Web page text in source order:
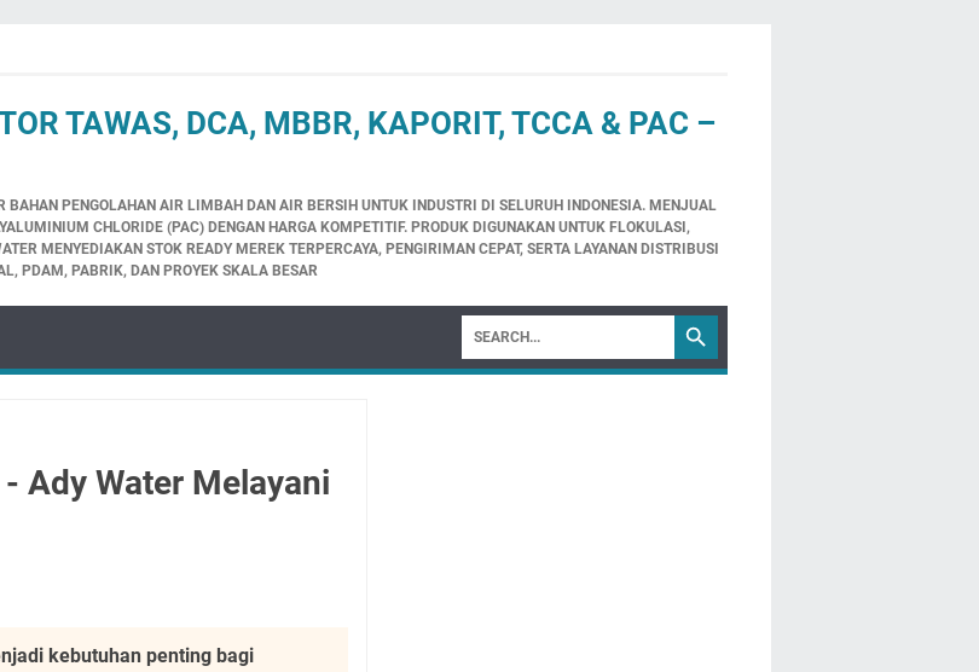
TAWAS, DCA, MBBR, KAPORIT, TCCA & PAC –
PENGOLAHAN AIR LIMBAH DAN AIR BERSIH UNTUK INDUSTRI DI SELURUH INDONESIA. MENJUAL
CHLORIDE (PAC) DENGAN HARGA KOMPETITIF. PRODUK DIGUNAKAN UNTUK FLOKULASI,
MENYEDIAKAN STOK READY MEREK TERPERCAYA, PENGIRIMAN CEPAT, SERTA LAYANAN DISTRIBUSI
PDAM, PABRIK, DAN PROYEK SKALA BESAR
Ady Water Melayani
kebutuhan penting bagi